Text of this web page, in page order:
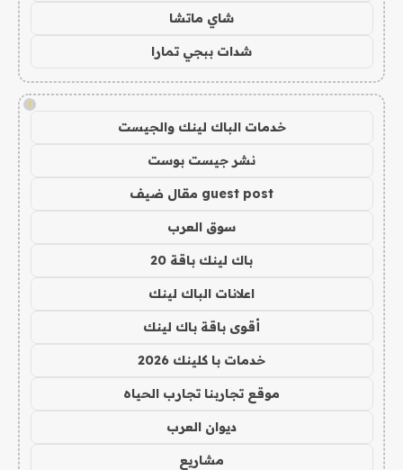
شاي ماتشا
شدات ببجي تمارا
!
خدمات الباك لينك والجيست
نشر جيست بوست
guest post مقال ضيف
سوق العرب
باك لينك باقة 20
اعلانات الباك لينك
أقوى باقة باك لينك
خدمات با كلينك 2026
موقع تجاربنا تجارب الحياه
ديوان العرب
مشاريع